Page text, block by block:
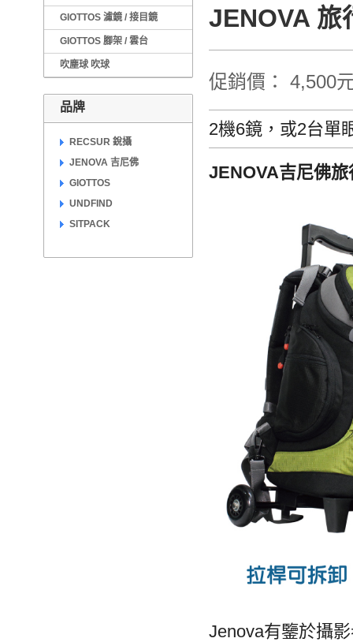
GIOTTOS 濾鏡 / 接目鏡
GIOTTOS 腳架 / 雲台
吹塵球 吹球
品牌
RECSUR 銳攝
JENOVA 吉尼佛
GIOTTOS
UNDFIND
SITPACK
JENOVA 旅
促銷價： 4,500
2機6鏡，或2台單
JENOVA吉尼佛
Jenova有鑒於攝